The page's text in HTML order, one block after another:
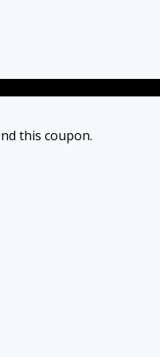
this coupon.